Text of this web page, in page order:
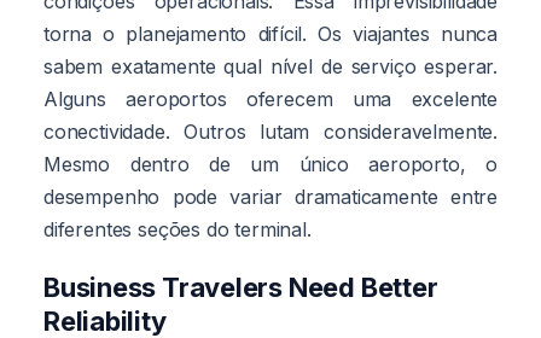
torna o planejamento difícil. Os viajantes nunca
sabem exatamente qual nível de serviço esperar.
Alguns aeroportos oferecem uma excelente
conectividade. Outros lutam consideravelmente.
Mesmo dentro de um único aeroporto, o
desempenho pode variar dramaticamente entre
diferentes seções do terminal.
Business Travelers Need Better
Reliability